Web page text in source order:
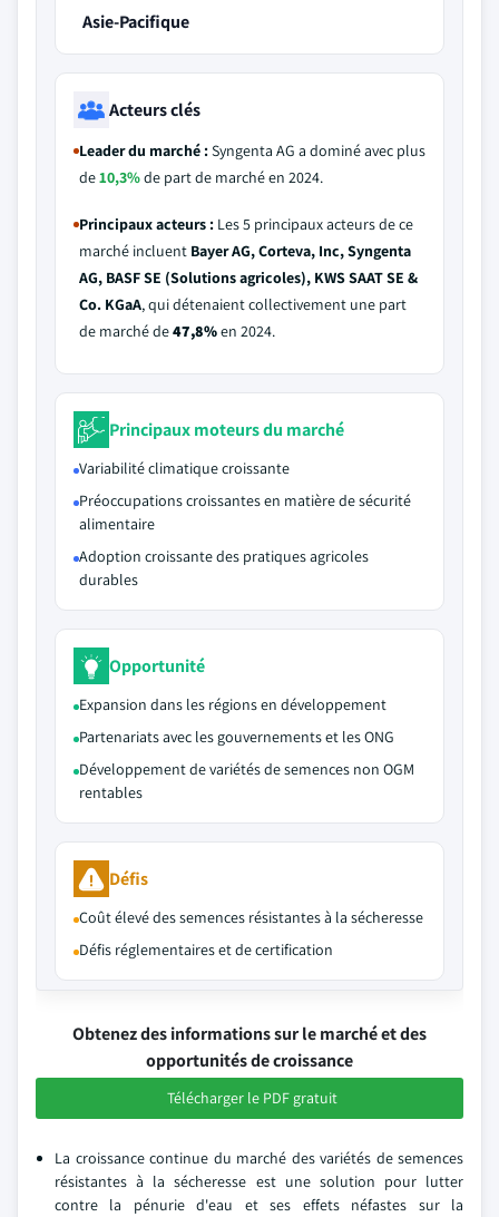
Asie-Pacifique
Acteurs clés
Leader du marché :Syngenta AG a dominé avec plus
de10,3%de part de marché en 2024.
Principaux acteurs : Les 5 principaux acteurs de ce
marché incluent Bayer AG, Corteva, Inc, Syngenta
AG, BASF SE (Solutions agricoles), KWS SAAT SE &
Co. KGaA, qui détenaient collectivement une part
de marché de47,8%en 2024.
Principaux moteurs du marché
Variabilité climatique croissante
Préoccupations croissantes en matière de sécurité
alimentaire
Adoption croissante des pratiques agricoles
durables
Opportunité
Expansion dans les régions en développement
Partenariats avec les gouvernements et les ONG
Développement de variétés de semences non OGM
rentables
Défis
Coût élevé des semences résistantes à la sécheresse
Défis réglementaires et de certification
Obtenez des informations sur le marché et des
opportunités de croissance
Télécharger le PDF gratuit
La croissance continue du marché des variétés de semences
résistantes à la sécheresse est une solution pour lutter
contre la pénurie d'eau et ses effets néfastes sur la